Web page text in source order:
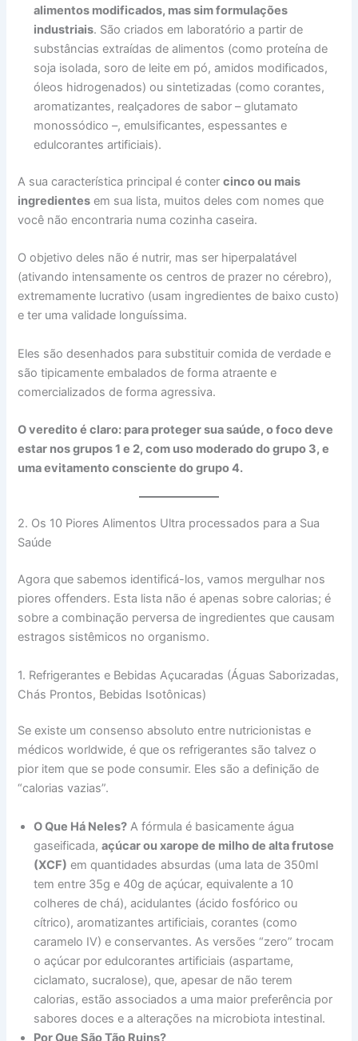
alimentos modificados, mas sim formulações
industriais. São criados em laboratório a partir de
substâncias extraídas de alimentos (como proteína de
soja isolada, soro de leite em pó, amidos modificados,
óleos hidrogenados) ou sintetizadas (como corantes,
aromatizantes, realçadores de sabor – glutamato
monossódico –, emulsificantes, espessantes e
edulcorantes artificiais).
A sua característica principal é contercinco ou mais
ingredientes em sua lista, muitos deles com nomes que
você não encontraria numa cozinha caseira.
O objetivo deles não é nutrir, mas ser hiperpalatável
(ativando intensamente os centros de prazer no cérebro),
extremamente lucrativo (usam ingredientes de baixo custo)
e ter uma validade longuíssima.
Eles são desenhados para substituir comida de verdade e
são tipicamente embalados de forma atraente e
comercializados de forma agressiva.
O veredito é claro: para proteger sua saúde, o foco deve
estar nos grupos 1 e 2, com uso moderado do grupo 3, e
uma evitamento consciente do grupo 4.
2. Os 10 Piores Alimentos Ultra processados para a Sua
Saúde
Agora que sabemos identificá-los, vamos mergulhar nos
piores offenders. Esta lista não é apenas sobre calorias; é
sobre a combinação perversa de ingredientes que causam
estragos sistêmicos no organismo.
1. Refrigerantes e Bebidas Açucaradas (Águas Saborizadas,
Chás Prontos, Bebidas Isotônicas)
Se existe um consenso absoluto entre nutricionistas e
médicos worldwide, é que os refrigerantes são talvez o
pior item que se pode consumir. Eles são a definição de
“calorias vazias”.
O Que Há Neles? A fórmula é basicamente água
gaseificada,açúcar ou xarope de milho de alta frutose
(XCF) em quantidades absurdas (uma lata de 350ml
tem entre 35g e 40g de açúcar, equivalente a 10
colheres de chá), acidulantes (ácido fosfórico ou
cítrico), aromatizantes artificiais, corantes (como
caramelo IV) e conservantes. As versões “zero” trocam
o açúcar por edulcorantes artificiais (aspartame,
ciclamato, sucralose), que, apesar de não terem
calorias, estão associados a uma maior preferência por
sabores doces e a alterações na microbiota intestinal.
Por Que São Tão Ruins?